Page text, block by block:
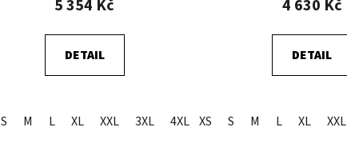
5 354 Kč
DETAIL
S M L XL XXL 3XL 4XL
4 630 Kč
DETAIL
XS S M L XL XXL